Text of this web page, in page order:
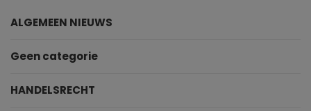
ALGEMEEN NIEUWS
Geen categorie
HANDELSRECHT